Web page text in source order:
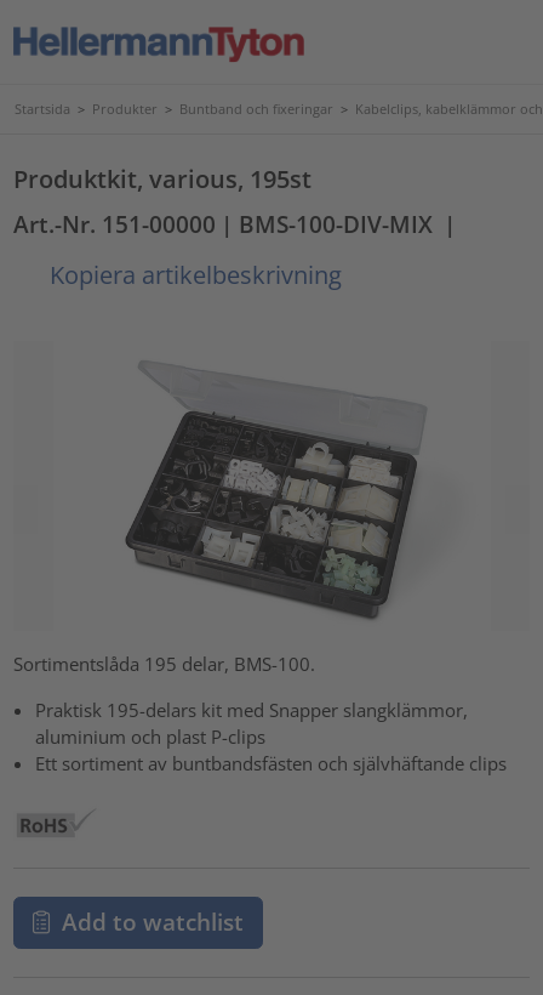
Startsida > Produkter > Buntband och fixeringar > Kabelclips, kabelklämmor
Produktkit, various, 195st
Art.-Nr. 151-00000 | BMS-100-DIV-MIX |
Kopiera artikelbeskrivning
Sortimentslåda 195 delar, BMS-100.
Praktisk 195-delars kit med Snapper slangklämmor,
aluminium och plast P-clips
Ett sortiment av buntbandsfästen och självhäftande clips
Add to watchlist